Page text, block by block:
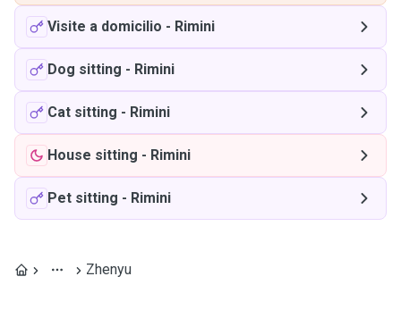
Visite a domicilio - Rimini
Dog sitting - Rimini
Cat sitting - Rimini
House sitting - Rimini
Pet sitting - Rimini
Zhenyu